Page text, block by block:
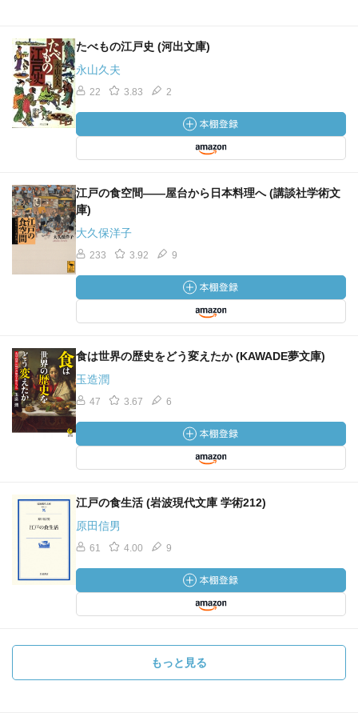
たべもの江戸史 (河出文庫)
永山久夫
22 3.83 2
江戸の食空間――屋台から日本料理へ (講談社学術文
庫)
大久保洋子
233 3.92 9
食は世界の歴史をどう変えたか (KAWADE夢文庫)
玉造潤
47 3.67 6
江戸の食生活 (岩波現代文庫 学術212)
原田信男
61 4.00 9
もっと見る